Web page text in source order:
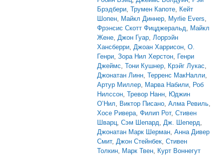
Брэдбери, Трумен Капоте, Кейт
Шопен, Майкл Диннер, Myrlie Evers,
Фрэнсис Скотт Фицджеральд, Майкл
Жене, Джон Гуар, Лоррэйн
Хансберри, Джоан Харрисон, О.
Генри, Зора Нил Херстон, Генри
Джеймс, Тони Кушнер, Крэйг Лукас,
Джонатан Линн, Терренс МакНалли,
Артур Миллер, Марва Набили, Роб
Нилссон, Тревор Нанн, Юджин
О’Нил, Виктор Писано, Алма Ревиль,
Хосе Ривера, Филип Рот, Стивен
Шварц, Сэм Шепард, Дж. Шеперд,
Джонатан Марк Шерман, Анна Дивер
Смит, Джон Стейнбек, Стивен
Толкин, Марк Твен, Курт Воннегут